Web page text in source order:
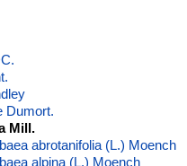
Dumort.
Mill.
abrotanifolia (L.) Moench
alpina (L.) Moench